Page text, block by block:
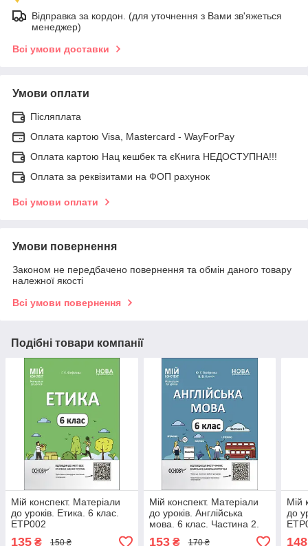
Відправка за кордон. (для уточнення з Вами зв'яжеться
менеджер)
Всі умови доставки
Умови оплати
Післяплата
Оплата картою Visa, Mastercard - WayForPay
Оплата картою Нац кешбек та єКнига НЕДОСТУПНА!!!
Оплата за реквізитами на ФОП рахунок
Всі умови оплати
Умови повернення
Законом не передбачено повернення та обмін даного товару
належної якості
Всі умови повернення
Подібні товари компанії
Мій конспект. Матеріали
до уроків. Етика. 6 клас.
ЕТР002
135 ₴ 150 ₴
Мій конспект. Матеріали
до уроків. Англійська
мова. 6 клас. Частина 2.
ПАР004
153₴ 170 ₴
Мій
до